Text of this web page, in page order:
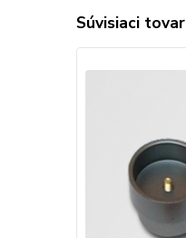
Súvisiaci tovar